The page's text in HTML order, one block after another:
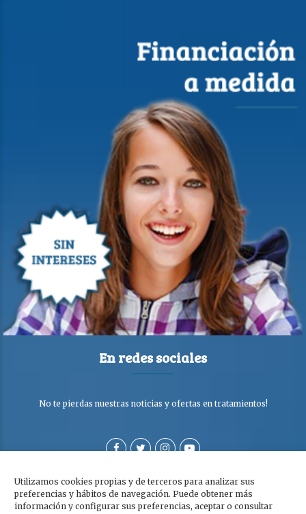
Utilizamos cookies propias y de terceros para analizar sus
preferencias y hábitos de navegación. Puede obtener más
información y configurar sus preferencias, aceptar o consultar
En redes sociales
No te pierdas nuestras noticias y ofertas en tratamientos!